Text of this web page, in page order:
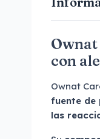
con
Ownat
fuente de
las